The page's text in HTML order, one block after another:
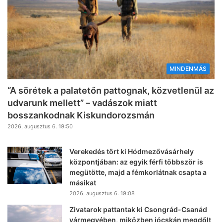
MINDENMÁS
“A sörétek a palatetőn pattognak, közvetlenül az
udvarunk mellett” – vadászok miatt
bosszankodnak Kiskundorozsmán
2026, augusztus 6. 19:50
Verekedés tört ki Hódmezővásárhely
központjában: az egyik férfi többször is
megütötte, majd a fémkorlátnak csapta a
másikat
2026, augusztus 6. 19:08
Zivatarok pattantak ki Csongrád-Csanád
vármegyében, miközben jócskán megdőlt